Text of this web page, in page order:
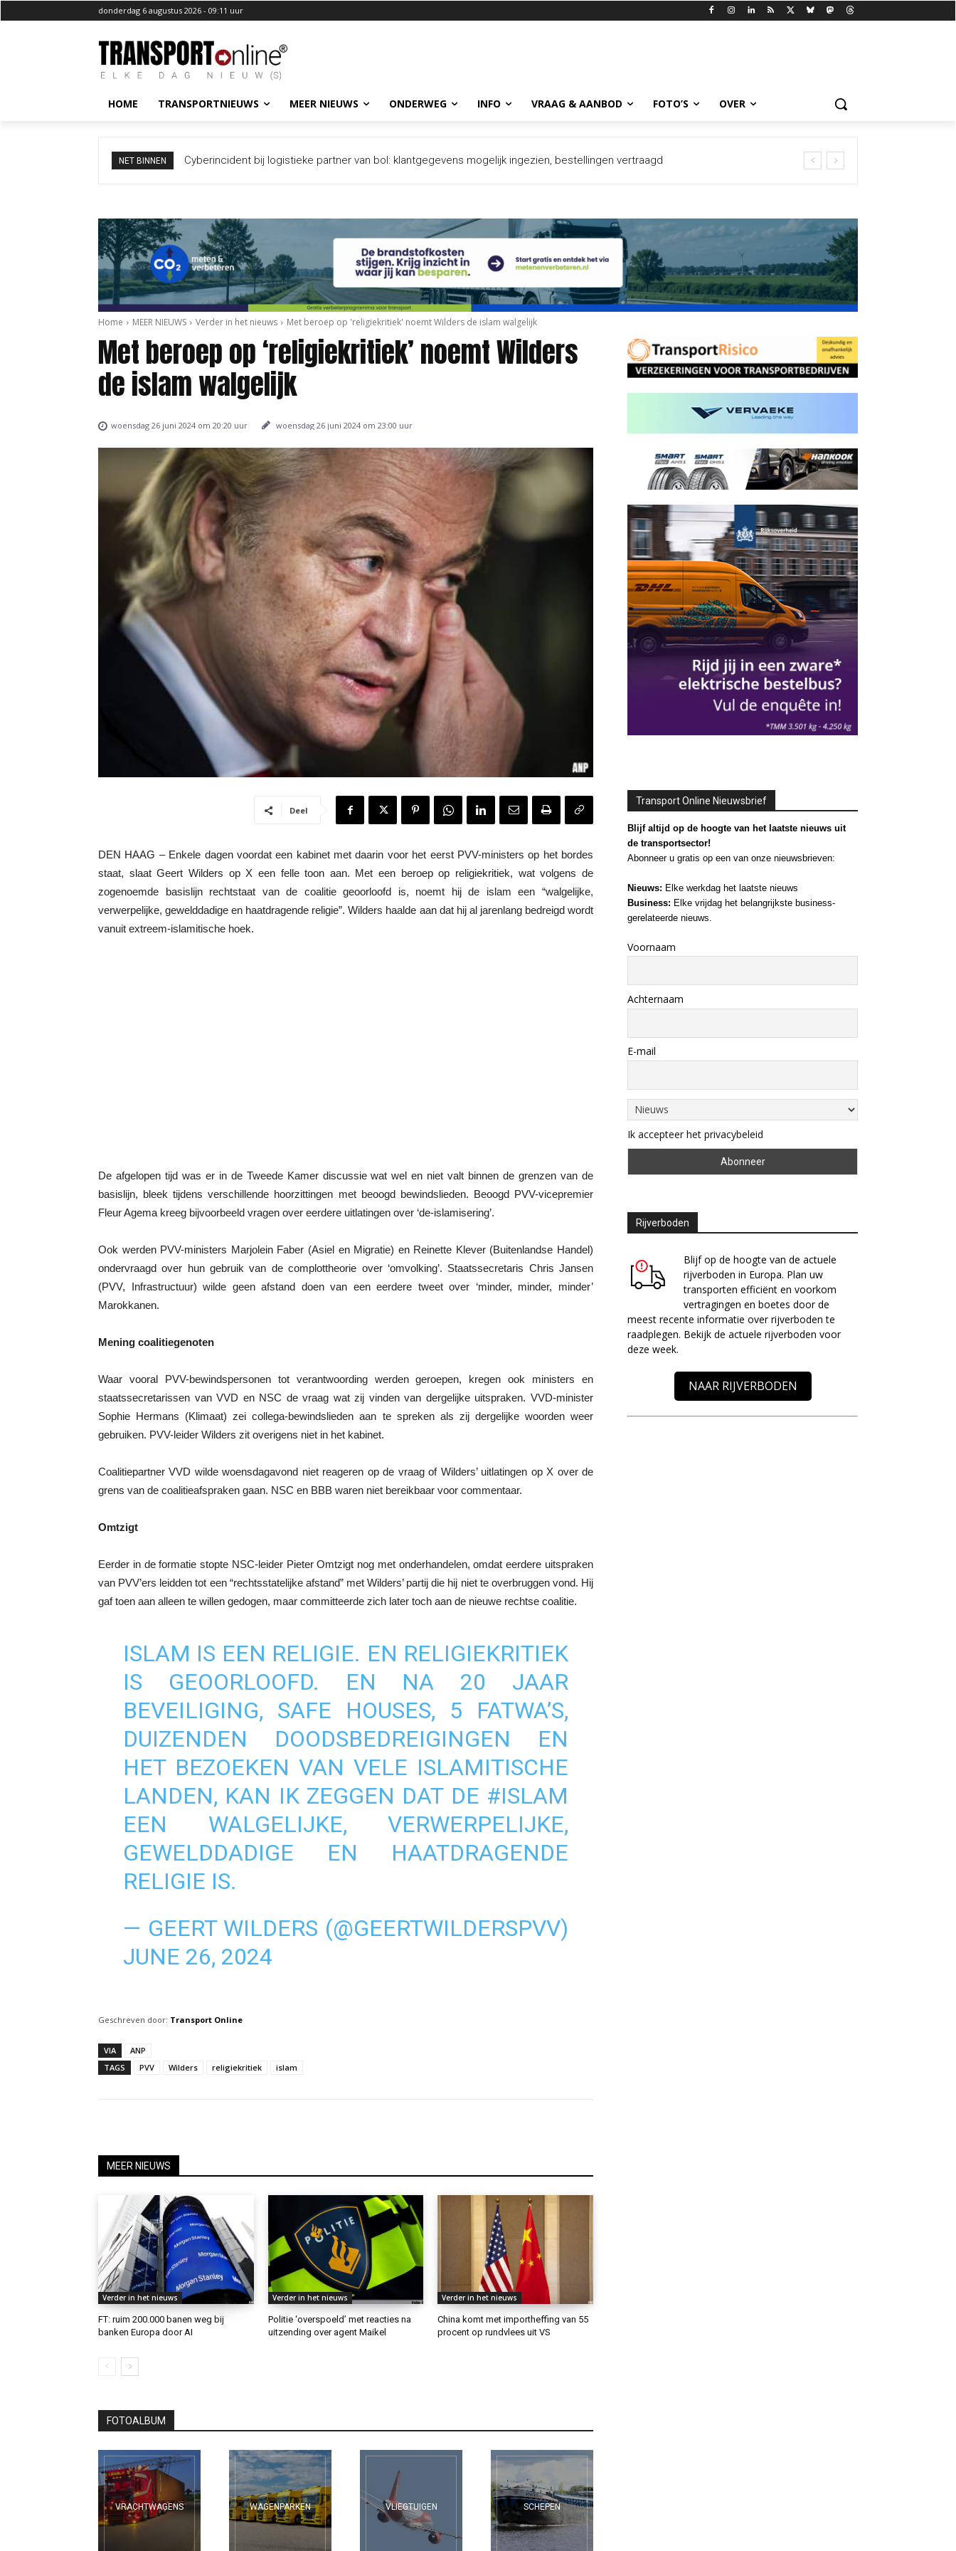
donderdag 6 augustus 2026 - 09:11 uur
HOME TRANSPORTNIEUWS MEER NIEUWS ONDERWEG INFO VRAAG & AANBOD FOTO’S OVER
NET BINNEN Duitse politie bevestigt: gevonden drone op luchthaven Leipzig bevatte explosief
Home MEER NIEUWS Verder in het nieuws Met beroep op 'religiekritiek' noemt Wilders de islam walgelijk
Met beroep op ‘religiekritiek’ noemt Wilders
de islam walgelijk
woensdag 26 juni 2024 om 20:20 uur woensdag 26 juni 2024 om 23:00 uur
Deel
DEN HAAG – Enkele dagen voordat een kabinet met daarin voor het eerst PVV-ministers op het bordes
staat, slaat Geert Wilders op X een felle toon aan. Met een beroep op religiekritiek, wat volgens de
zogenoemde basislijn rechtstaat van de coalitie geoorloofd is, noemt hij de islam een “walgelijke,
verwerpelijke, gewelddadige en haatdragende religie”. Wilders haalde aan dat hij al jarenlang bedreigd wordt
vanuit extreem-islamitische hoek.
De afgelopen tijd was er in de Tweede Kamer discussie wat wel en niet valt binnen de grenzen van de
basislijn, bleek tijdens verschillende hoorzittingen met beoogd bewindslieden. Beoogd PVV-vicepremier
Fleur Agema kreeg bijvoorbeeld vragen over eerdere uitlatingen over ‘de-islamisering’.
Ook werden PVV-ministers Marjolein Faber (Asiel en Migratie) en Reinette Klever (Buitenlandse Handel)
ondervraagd over hun gebruik van de complottheorie over ‘omvolking’. Staatssecretaris Chris Jansen
(PVV, Infrastructuur) wilde geen afstand doen van een eerdere tweet over ‘minder, minder, minder’
Marokkanen.
Mening coalitiegenoten
Waar vooral PVV-bewindspersonen tot verantwoording werden geroepen, kregen ook ministers en
staatssecretarissen van VVD en NSC de vraag wat zij vinden van dergelijke uitspraken. VVD-minister
Sophie Hermans (Klimaat) zei collega-bewindslieden aan te spreken als zij dergelijke woorden weer
gebruiken. PVV-leider Wilders zit overigens niet in het kabinet.
Coalitiepartner VVD wilde woensdagavond niet reageren op de vraag of Wilders’ uitlatingen op X over de
grens van de coalitieafspraken gaan. NSC en BBB waren niet bereikbaar voor commentaar.
Omtzigt
Eerder in de formatie stopte NSC-leider Pieter Omtzigt nog met onderhandelen, omdat eerdere uitspraken
van PVV’ers leidden tot een “rechtsstatelijke afstand” met Wilders’ partij die hij niet te overbruggen vond. Hij
gaf toen aan alleen te willen gedogen, maar committeerde zich later toch aan de nieuwe rechtse coalitie.
ISLAM IS EEN RELIGIE. EN RELIGIEKRITIEK
IS GEOORLOOFD. EN NA 20 JAAR
BEVEILIGING, SAFE HOUSES, 5 FATWA’S,
DUIZENDEN DOODSBEDREIGINGEN EN
HET BEZOEKEN VAN VELE ISLAMITISCHE
LANDEN, KAN IK ZEGGEN DAT DE #ISLAM
EEN WALGELIJKE, VERWERPELIJKE,
GEWELDDADIGE EN HAATDRAGENDE
RELIGIE IS.
— GEERT WILDERS (@GEERTWILDERSPVV)
JUNE 26, 2024
Geschreven door: Transport Online
VIA
ANP
TAGS
PVV Wilders religiekritiek islam
MEER NIEUWS
Verder in het nieuws
FT: ruim 200.000 banen weg bij
banken Europa door AI
Verder in het nieuws
Politie ‘overspoeld’ met reacties na
uitzending over agent Maikel
Verder in het nieuws
China komt met importheffing van 55
procent op rundvlees uit VS
FOTOALBUM
VRACHTWAGENS WAGENPARKEN VLIEGTUIGEN SCHEPEN
Transport Online Nieuwsbrief
Blijf altijd op de hoogte van het laatste nieuws uit
de transportsector!
Abonneer u gratis op een van onze nieuwsbrieven:
Nieuws: Elke werkdag het laatste nieuws
Business: Elke vrijdag het belangrijkste business-
gerelateerde nieuws.
Voornaam
Achternaam
E-mail
Ik accepteer het privacybeleid
Rijverboden
Blijf op de hoogte van de actuele
rijverboden in Europa. Plan uw
transporten efficiënt en voorkom
vertragingen en boetes door de
meest recente informatie over rijverboden te
raadplegen. Bekijk de actuele rijverboden voor
deze week.
NAAR RIJVERBODEN